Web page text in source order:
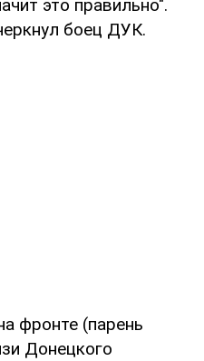
это правильно".
боец ДУК.
фронте (парень
Донецкого